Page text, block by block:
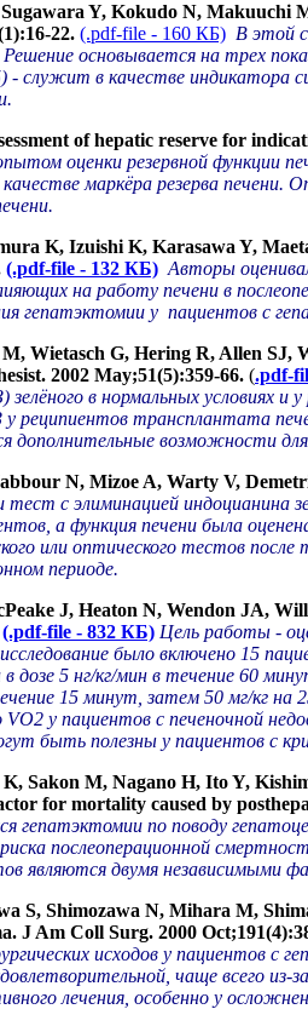
Y, Kokudo N, Makuuchi
22. (.pdf-file - 160 КБ) В этой
основывается на трех
- служит в качестве индикатора
of hepatic reserve for
оценки резервной функции
качестве маркёра резерва
K, Izuishi K, Karasawa Y,
(.pdf-file - 132 КБ) Авторы
на работу печени в
гепатэктомии у пациентов с
M, Wietasch G, Hering R, Allen
2002 May;51(5):359-66. (.pdf-
в нормальных условиях и
трансплантата
дополнительные возможности
N, Mizoe A, Warty V,
с элиминацией индоцианина
а функция печени была
или оптического тестов
периоде.
J, Heaton N, Wendon JA,
(.pdf-file - 832 КБ) Цель работы -
было включено 15
дозе 5 нг/кг/мин в течение 60
15 минут, затем 50 мг/кг
VO2 у пациентов с печеночной
быть полезны у пациентов с
Sakon M, Nagano H, Ito Y,
for mortality caused by
гепатэктомии по поводу
послеоперационной
являются двумя независимыми
S, Shimozawa N, Mihara M,
J Am Coll Surg. 2000
исходов у пациентов
чаще всего
лечения, особенно у